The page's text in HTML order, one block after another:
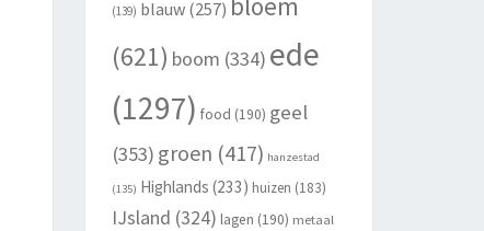
(139) blauw(257)
(621) boom (334) ede
(1297) food (190) geel
(353) groen (417) hanzestad
(135) Highlands (233) huizen (183)
IJsland (324) lagen (190) metaal